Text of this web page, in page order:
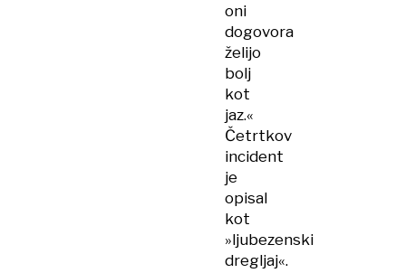
oni
dogovora
želijo
bolj
kot
jaz.«
Četrtkov
incident
je
opisal
kot
»ljubezenski
dregljaj«.